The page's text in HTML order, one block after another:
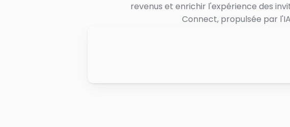
revenus et enrichir l'expérience des
Connect, propulsée par